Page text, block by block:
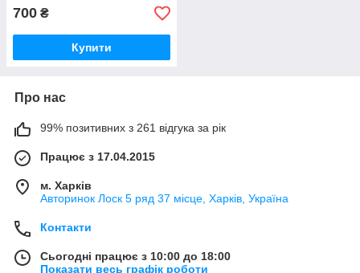
700 ₴
Купити
Про нас
99% позитивних з 261 відгука за рік
Працює з 17.04.2015
м. Харків
Авторинок Лоск 5 ряд 37 місце, Харків, Україна
Контакти
Сьогодні працює з 10:00 до 18:00
Показати весь графік роботи